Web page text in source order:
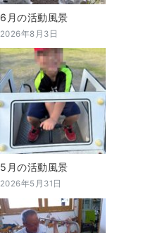
6月の活動風景
2026年8月3日
5月の活動風景
2026年5月31日